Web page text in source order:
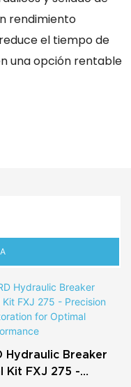
rendimiento
el tiempo de
una opción rentable
Hydraulic Breaker
Kit FXJ 275 -